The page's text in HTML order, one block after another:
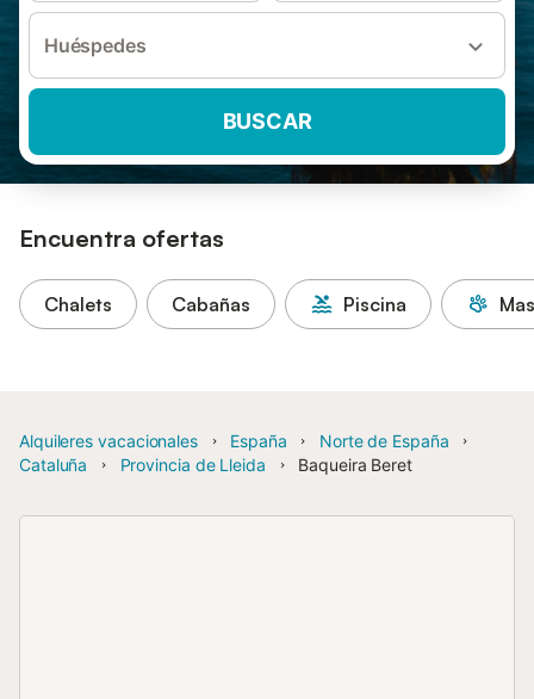
Huéspedes
BUSCAR
Encuentra ofertas
Chalets Cabañas Piscina
Alquileres vacacionales España
Norte de España
Cataluña
Provincia de Lleida Baqueira Beret